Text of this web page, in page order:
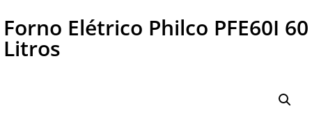
Forno Elétrico Philco PFE60I 60
Litros